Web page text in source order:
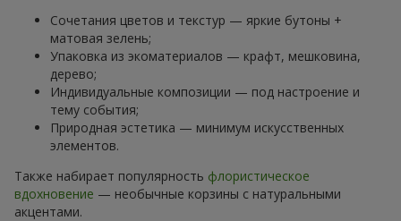
Сочетания цветов и текстур — яркие бутоны +
матовая зелень;
Упаковка из экоматериалов — крафт, мешковина,
дерево;
Индивидуальные композиции — под настроение и
тему события;
Природная эстетика — минимум искусственных
элементов.
Также набирает популярность флористическое
вдохновение — необычные корзины с натуральными
акцентами.